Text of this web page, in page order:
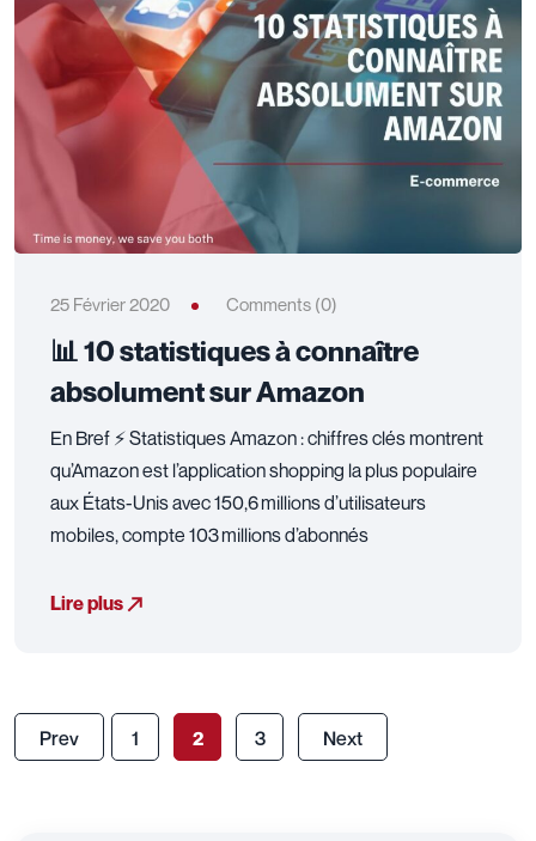
25 Février 2020 Comments (0)
📊 10 statistiques à connaître
absolument sur Amazon
En Bref ⚡ Statistiques Amazon : chiffres clés montrent
qu’Amazon est l’application shopping la plus populaire
aux États-Unis avec 150,6 millions d’utilisateurs
mobiles, compte 103 millions d’abonnés
Lire plus
Prev 1 2 3 Next